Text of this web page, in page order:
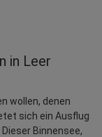
in Leer
wollen, denen
sich ein Ausflug
Dieser Binnensee,